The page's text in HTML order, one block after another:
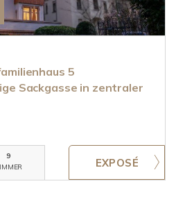
5
Sackgasse in zentraler
9